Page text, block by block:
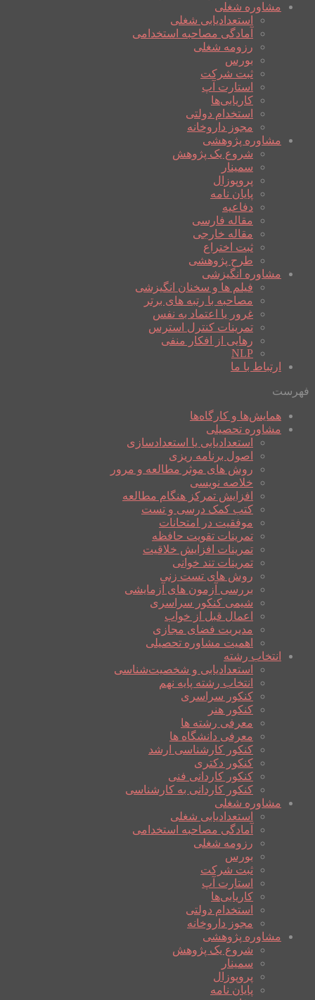
مشاوره شغلی
استعدادیابی شغلی
آمادگی مصاحبه استخدامی
رزومه شغلی
بورس
ثبت شرکت
استارت آپ
کاریابی‌ها
استخدام دولتی
مجوز داروخانه
مشاوره پژوهشی
شروع یک پژوهش
سمینار
پروپوزال
پایان نامه
دفاعیه
مقاله فارسی
مقاله خارجی
ثبت اختراع
طرح پژوهشی
مشاوره انگیزشی
فیلم ها و سخنان انگیزشی
مصاحبه با رتبه های برتر
غرور یا اعتماد به نفس
تمرینات کنترل استرس
رهایی از افکار منفی
NLP
ارتباط با ما
فهرست
همایش‌ها و کارگاه‌ها
مشاوره تحصیلی
استعدادیابی یا استعدادسازی
اصول برنامه ریزی
روش های موثر مطالعه و مرور
خلاصه نویسی
افزایش تمرکز هنگام مطالعه
کتب کمک درسی و تست
موفقیت در امتحانات
تمرینات تقویت حافظه
تمرینات افزایش خلاقیت
تمرینات تند خوانی
روش های تست زنی
بررسی آزمون های آزمایشی
شیمی کنکور سراسری
اعمال قبل از خواب
مدیریت فضای مجازی
اهمیت مشاوره تحصیلی
انتخاب رشته
استعدادیابی و شخصیت‌شناسی
انتخاب رشته پایه نهم
کنکور سراسری
کنکور هنر
معرفی رشته ها
معرفی دانشگاه ها
کنکور کارشناسی ارشد
کنکور دکتری
کنکور کاردانی فنی
کنکور کاردانی به کارشناسی
مشاوره شغلی
استعدادیابی شغلی
آمادگی مصاحبه استخدامی
رزومه شغلی
بورس
ثبت شرکت
استارت آپ
کاریابی‌ها
استخدام دولتی
مجوز داروخانه
مشاوره پژوهشی
شروع یک پژوهش
سمینار
پروپوزال
پایان نامه